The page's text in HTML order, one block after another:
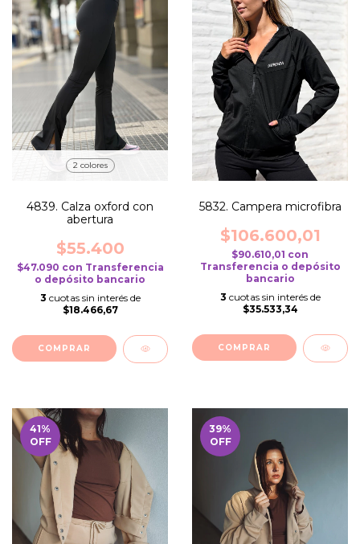
2 colores
4839. Calza oxford con
abertura
$55.400
$47.090 con Transferencia
o depósito bancario
3 cuotas sin interés de
$18.466,67
COMPRAR
5832. Campera microfibra
$106.600,01
$90.610,01 con
Transferencia o depósito
bancario
3 cuotas sin interés de
$35.533,34
COMPRAR
41%
OFF
39%
OFF